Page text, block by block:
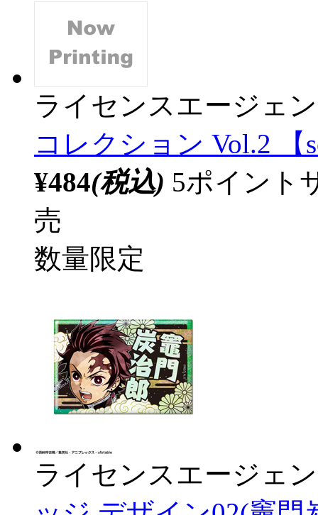
ライセンスエージェ
コレクション Vol.2 【
¥484(税込) 5ポイント
売
数量限定
ライセンスエージェ